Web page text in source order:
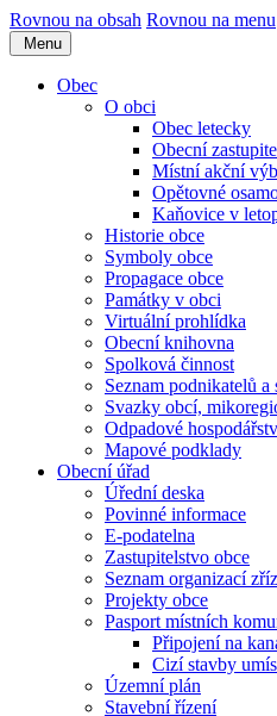
Rovnou na obsah Rovnou na menu
Menu
Obec
O obci
Obec letecky
Obecní
Místní akční
Opětovné
Kaňovice v
Historie obce
Symboly obce
Propagace obce
Památky v obci
Virtuální prohlídka
Obecní knihovna
Spolková činnost
Seznam podnikatelů a
Svazky obcí,
Odpadové
Mapové podklady
Obecní úřad
Úřední deska
Povinné informace
E-podatelna
Zastupitelstvo obce
Seznam organizací
Projekty obce
Pasport místních
Připojení na
Cizí stavby
Územní plán
Stavební řízení